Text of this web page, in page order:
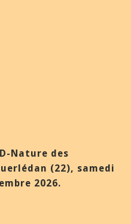
Nature des
(22), samedi
2026.